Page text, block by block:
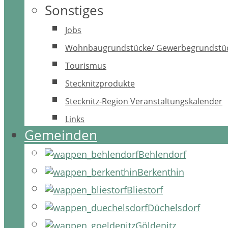
Sonstiges
Jobs
Wohnbaugrundstücke/
Tourismus
Stecknitzprodukte
Stecknitz-Region Veranstaltungskalender
Links
Gemeinden
Behlendorf
Berkenthin
Bliestorf
Düchelsdorf
Göldenitz